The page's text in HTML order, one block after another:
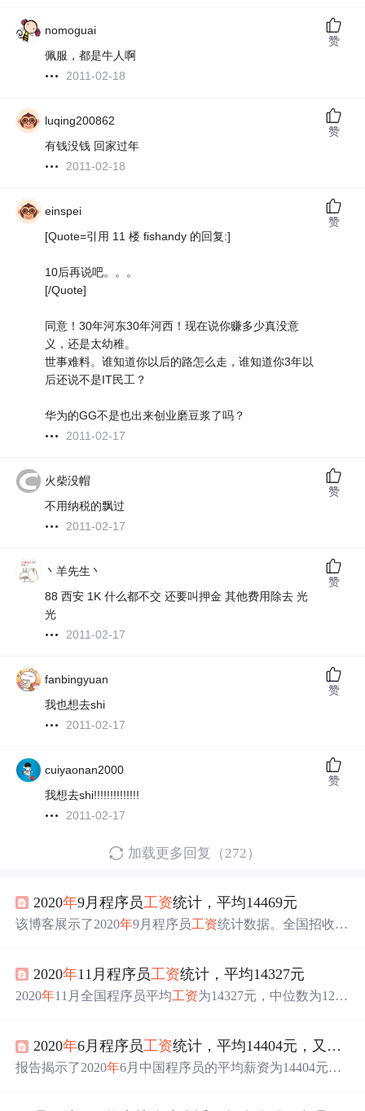
nomoguai
佩服，都是牛人啊
2011-02-18
赞
luqing200862
有钱没钱 回家过年
2011-02-18
赞
einspei
[Quote=引用 11 楼 fishandy 的回复:]
10后再说吧。。。
[/Quote]
同意！30年河东30年河西！现在说你赚多少真没意
义，还是太幼稚。
世事难料。谁知道你以后的路怎么走，谁知道你3年以
后还说不是IT民工？
华为的GG不是也出来创业磨豆浆了吗？
2011-02-17
赞
火柴没帽
不用纳税的飘过
2011-02-17
赞
丶羊先生丶
88 西安 1K 什么都不交 还要叫押金 其他费用除去 光
光
2011-02-17
赞
fanbingyuan
我也想去shi
2011-02-17
赞
cuiyaonan2000
我想去shi!!!!!!!!!!!!!!
2011-02-17
赞
加载更多回复（272）
2020年9月程序员工资统计，平均14469元
该博客展示了2020年9月程序员工资统计数据。全国招收程
工资、中位数及工资区间等信息。
2020年11月程序员工资统计，平均14327元
2020年11月全国程序员平均工资为14327元，中位数为1250
a的平均工资最高，为18899元。
2020年6月程序员工资统计，平均14404元，又跌了，扎心
报告揭示了2020年6月中国程序员的平均薪资为14404元，